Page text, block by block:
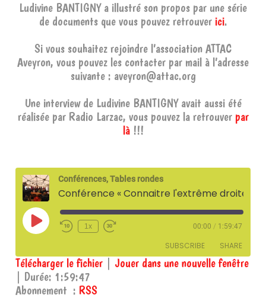
Ludivine BANTIGNY a illustré son propos par une série
de documents que vous pouvez retrouver ici.
Si vous souhaitez rejoindre l’association ATTAC
Aveyron, vous pouvez les contacter par mail à l’adresse
suivante : aveyron@attac.org
Une interview de Ludivine BANTIGNY avait aussi été
réalisée par Radio Larzac, vous pouvez la retrouver par
là!!!
Conférences, Tables rondes
Play
Episode
1x 00:00 / 1:59:47
SUBSCRIBE SHARE
RSS
SHARE
Télécharger le fichier
Jouer dans une nouvelle fenêtre
Durée: 1:59:47
Abonnement : RSS